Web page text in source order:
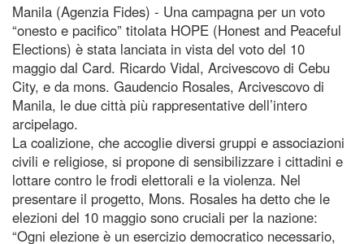
Manila (Agenzia Fides) - Una campagna per un voto
“onesto e pacifico” titolata HOPE (Honest and Peaceful
Elections) è stata lanciata in vista del voto del 10
maggio dal Card. Ricardo Vidal, Arcivescovo di Cebu
City, e da mons. Gaudencio Rosales, Arcivescovo di
Manila, le due città più rappresentative dell’intero
arcipelago.
La coalizione, che accoglie diversi gruppi e associazioni
civili e religiose, si propone di sensibilizzare i cittadini e
lottare contro le frodi elettorali e la violenza. Nel
presentare il progetto, Mons. Rosales ha detto che le
elezioni del 10 maggio sono cruciali per la nazione:
“Ogni elezione è un esercizio democratico necessario,